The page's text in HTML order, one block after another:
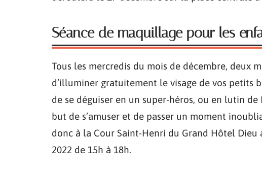
Séance de maquillage pour les
Tous les mercredis du mois de décembre, deux
d’illuminer gratuitement le visage de vos petits
de se déguiser en un super-héros, ou en lutin
but de s’amuser et de passer un moment
donc à la Cour Saint-Henri du Grand Hôtel Dieu
2022 de 15h à 18h.